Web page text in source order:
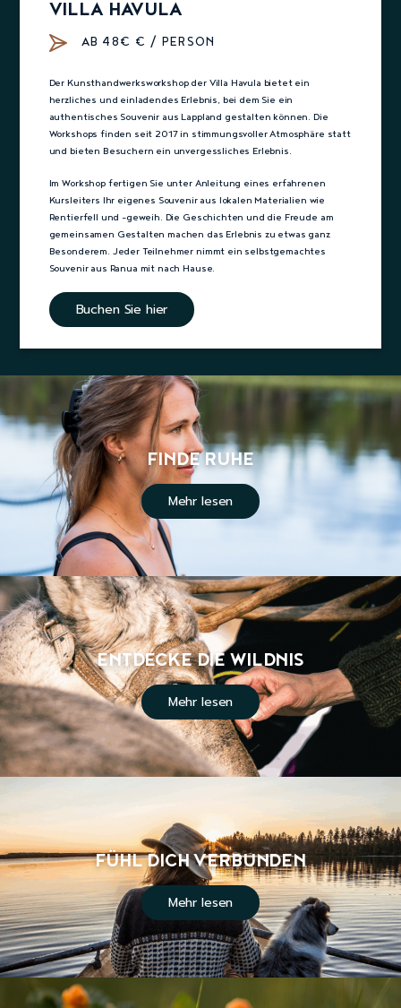
VILLA HAVULA
AB 48€ € / PERSON
Der Kunsthandwerksworkshop der Villa Havula bietet ein
herzliches und einladendes Erlebnis, bei dem Sie ein
authentisches Souvenir aus Lappland gestalten können. Die
Workshops finden seit 2017 in stimmungsvoller Atmosphäre statt
und bieten Besuchern ein unvergessliches Erlebnis.
Im Workshop fertigen Sie unter Anleitung eines erfahrenen
Kursleiters Ihr eigenes Souvenir aus lokalen Materialien wie
Rentierfell und -geweih. Die Geschichten und die Freude am
gemeinsamen Gestalten machen das Erlebnis zu etwas ganz
Besonderem. Jeder Teilnehmer nimmt ein selbstgemachtes
Souvenir aus Ranua mit nach Hause.
Buchen Sie hier
FINDE RUHE
Mehr lesen
ENTDECKE DIE WILDNIS
Mehr lesen
FÜHL DICH VERBUNDEN
Mehr lesen